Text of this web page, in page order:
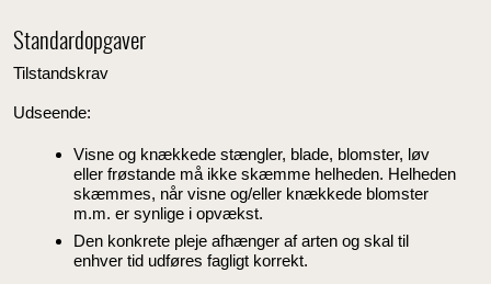
Standardopgaver
Tilstandskrav
Udseende:
Visne og knækkede stængler, blade, blomster, løv
eller frøstande må ikke skæmme helheden. Helheden
skæmmes, når visne og/eller knækkede blomster
m.m. er synlige i opvækst.
Den konkrete pleje afhænger af arten og skal til
enhver tid udføres fagligt korrekt.